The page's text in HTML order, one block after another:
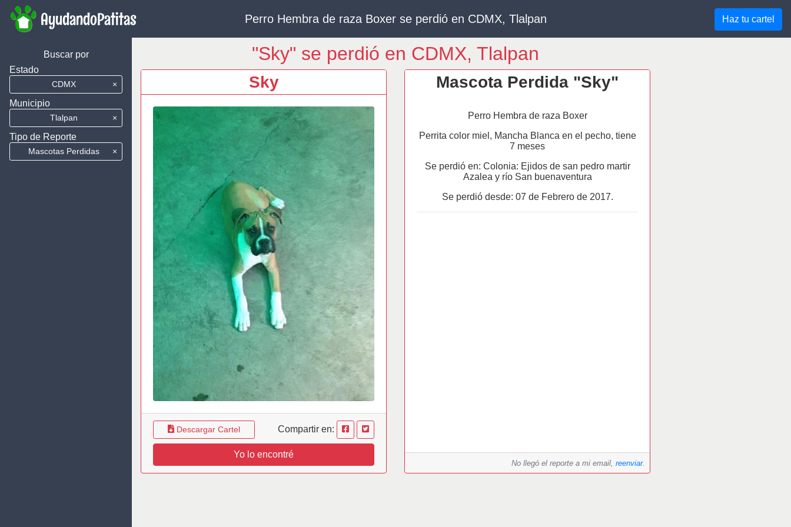
AyudandoPatitas Perro Hembra de raza Boxer se perdió en CDMX, Tlalpan Haz tu cartel
Buscar por
Estado
CDMX ×
Municipio
Tlalpan ×
Tipo de Reporte
Mascotas Perdidas ×
"Sky" se perdió en CDMX, Tlalpan
Sky
Descargar Cartel Compartir en:
Yo lo encontré
Mascota Perdida "Sky"
Perro Hembra de raza Boxer
Perrita color miel, Mancha Blanca en el pecho, tiene
7 meses
Se perdió en: Colonia: Ejidos de san pedro martir
Azalea y río San buenaventura
Se perdió desde: 07 de Febrero de 2017.
No llegó el reporte a mi email, reenviar.